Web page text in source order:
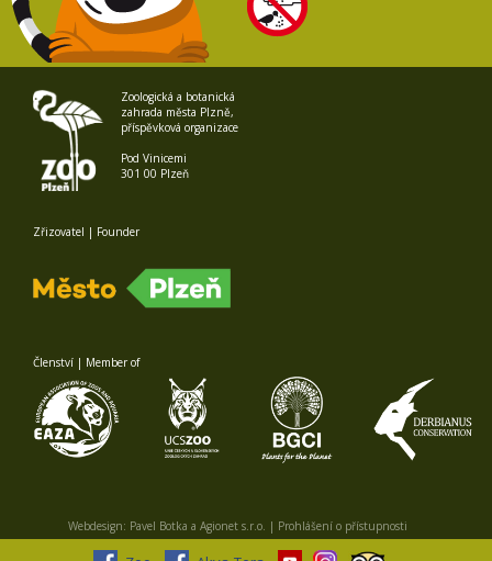
Zoologická a botanická
zahrada města Plzně,
příspěvková organizace
Pod Vinicemi
301 00 Plzeň
Zřizovatel | Founder
Členství | Member of
Webdesign: Pavel Botka a Agionet s.r.o. | Prohlášení o přístupnosti